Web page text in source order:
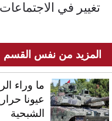
تغيير في
المزيد من نفس القسم
ما وراء
عيونا
الشبحية